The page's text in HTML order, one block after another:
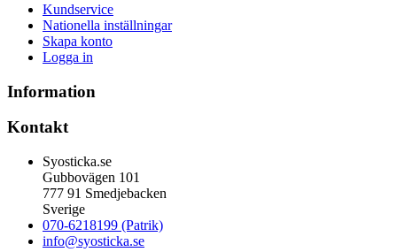
Kundservice
Nationella inställningar
Skapa konto
Logga in
Information
Kontakt
Syosticka.se
Gubbovägen 101
777 91 Smedjebacken
Sverige
070-6218199 (Patrik)
info@syosticka.se